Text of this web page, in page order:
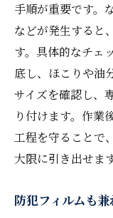
鹿児島
介
防犯フ
較
夏冬問
口コミ
遮熱フィ
手順が重要です。
などが発生すると
す。具体的なチェ
底し、ほこりや油
サイズを確認し、
り付けます。作業
工程を守ることで
大限に引き出せます
防犯フィルムも